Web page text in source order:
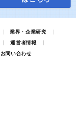
業界・企業研究
運営者情報
お問い合わせ